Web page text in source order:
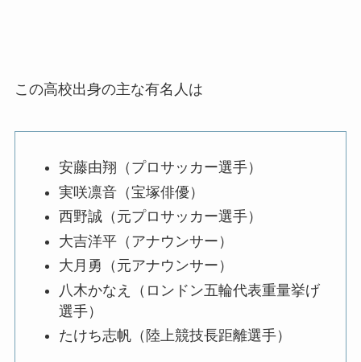
この高校出身の主な有名人は
安藤由翔（プロサッカー選手）
実咲凛音（宝塚俳優）
西野誠（元プロサッカー選手）
大吉洋平（アナウンサー）
大月勇（元アナウンサー）
八木かなえ（ロンドン五輪代表重量挙げ
選手）
たけち志帆（陸上競技長距離選手）